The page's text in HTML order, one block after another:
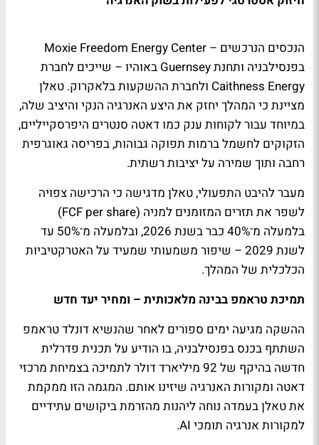
הנכסים הנרכשים – Moxie Freedom Energy Center
בפנסילבניה ותחנת Guernsey באוהיו – שייכים לחברת
Caithness Energy ולחברת ההשקעות בלאקרוק. טאלן
מציינת כי המהלך יחזק את היצע האנרגיה הנקי והיציב שלה,
במיוחד עבור לקוחות ענק כמו דאטה סנטרים היפרסקייליים,
הזקוקים לחשמל ברמות תפוקה גבוהות, בפריסה גאוגרפית
רחבה ותוך שמירה על יציבות רשתית.
מעבר להיבט התפעולי, טאלן מדגישה כי הרכישה צפויה
לשפר את תזרים המזומנים למניה (FCF per share)
בלמעלה מ־40% כבר בשנת 2026, ובלמעלה מ־50% עד
לשנת 2029 – שיפור משמעותי שמעיד על האטרקטיביות
הכלכלית של המהלך.
תמיכת טראמפ בבינה מלאכותית – ומחיר יעד חדש
ההשקה מגיעה ימים ספורים לאחר שהנשיא דונלד טראמפ
השתתף בכנס בפנסילבניה, בו הודיע על תכנית פדרלית
חדשה בהיקף של 92 מיליארד דולר לתמיכה בצמיחת מרכזי
דאטה ומקורות האנרגיה שיזינו אותם. המגמה הזו ממקמת
את טאלן בעמדה נוחה ליהנות מהזרמת ביקושים עתידיים
למקורות אנרגיה תומכי AI.